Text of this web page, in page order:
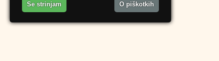
Se strinjam O piškotkih